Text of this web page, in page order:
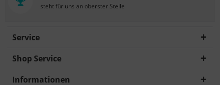
steht für uns an oberster Stelle
Service
Shop Service
Informationen